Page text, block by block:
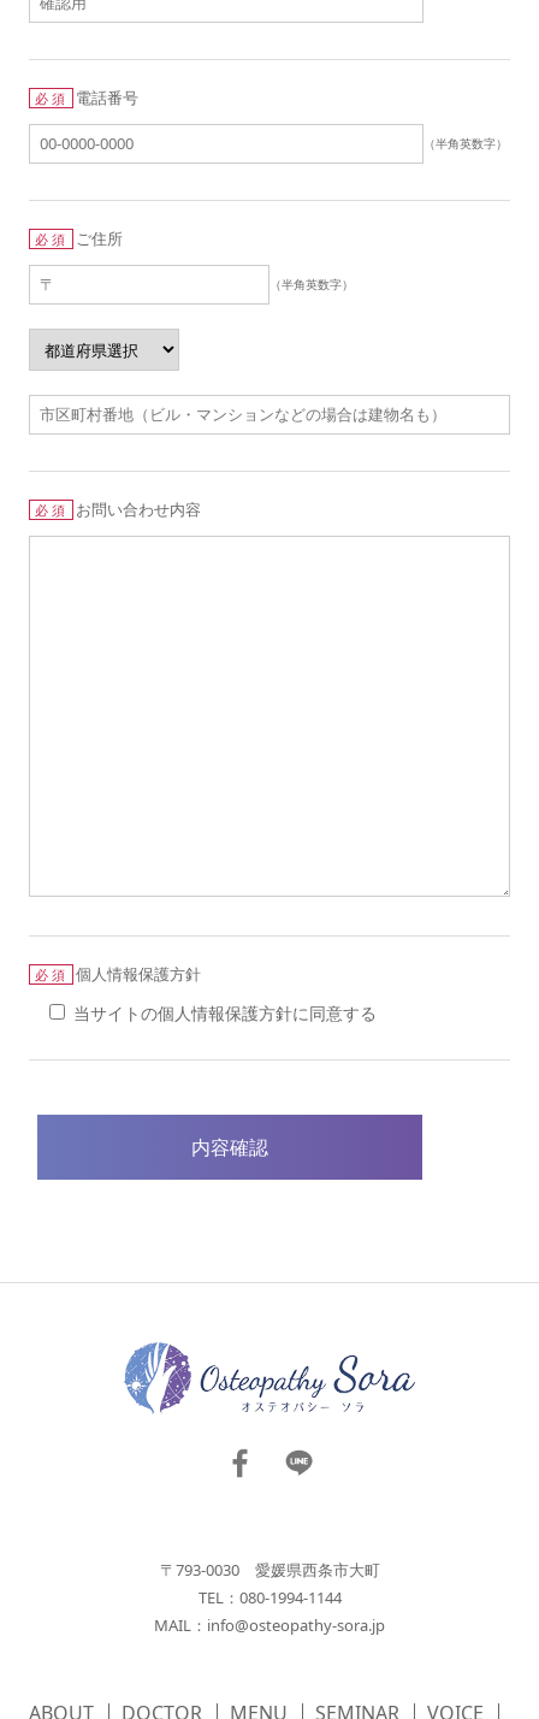
必須 電話番号
（半角英数字）
必須 ご住所
（半角英数字）
必須 お問い合わせ内容
必須 個人情報保護方針
当サイトの個人情報保護方針に同意する
〒793-0030 愛媛県西条市大町
TEL：080-1994-1144
MAIL： info@osteopathy-sora.jp
ABOUT DOCTOR MENU SEMINAR VOICE